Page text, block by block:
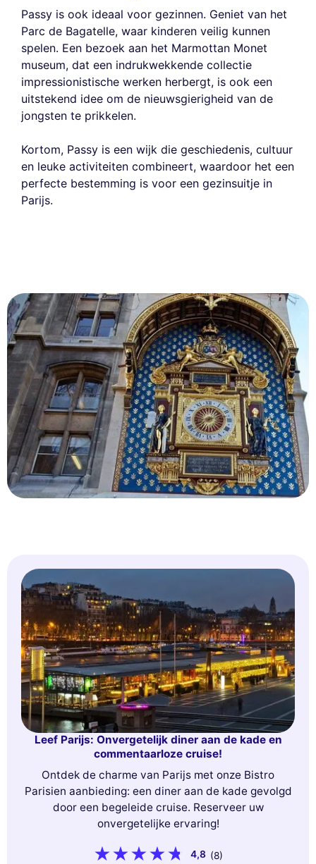
Passy is ook ideaal voor gezinnen. Geniet van het
Parc de Bagatelle, waar kinderen veilig kunnen
spelen. Een bezoek aan het Marmottan Monet
museum, dat een indrukwekkende collectie
impressionistische werken herbergt, is ook een
uitstekend idee om de nieuwsgierigheid van de
jongsten te prikkelen.
Kortom, Passy is een wijk die geschiedenis, cultuur
en leuke activiteiten combineert, waardoor het een
perfecte bestemming is voor een gezinsuitje in
Parijs.
Leef Parijs: Onvergetelijk diner aan de kade en
commentaarloze cruise!
Ontdek de charme van Parijs met onze Bistro
Parisien aanbieding: een diner aan de kade gevolgd
door een begeleide cruise. Reserveer uw
onvergetelijke ervaring!
4,8 (8)